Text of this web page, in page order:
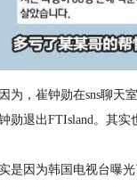
，崔钟勋在sns聊天
勋退出FTIsland。其实
因为韩国电视台曝光